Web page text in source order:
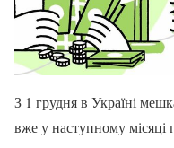
З 1 грудня в Україні
вже у наступному місяці